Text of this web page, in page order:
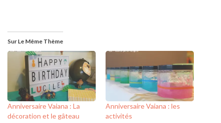
Sur Le Même Thème
Anniversaire Vaiana : La
décoration et le gâteau
Anniversaire Vaiana : les
activités